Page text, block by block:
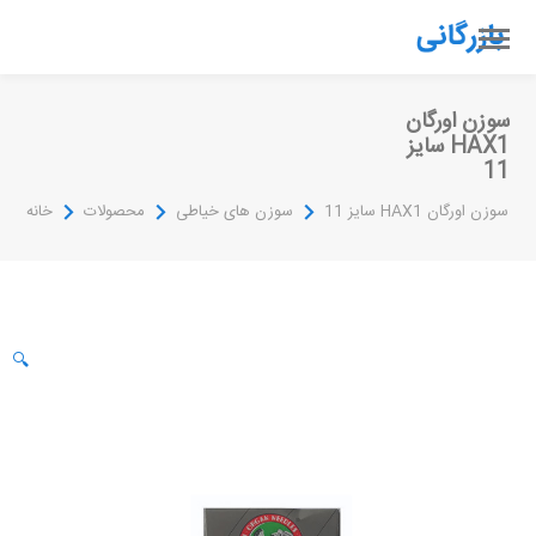
سوزن اورگان
HAX1 سایز
11
خانه محصولات سوزن های خیاطی سوزن اورگان HAX1 سایز 11
🔍